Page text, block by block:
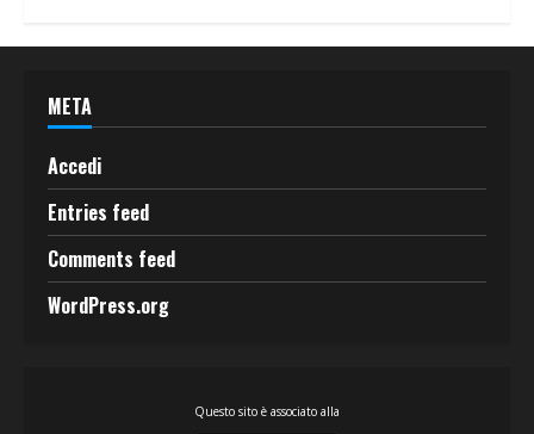
META
Accedi
Entries feed
Comments feed
WordPress.org
Questo sito è associato alla